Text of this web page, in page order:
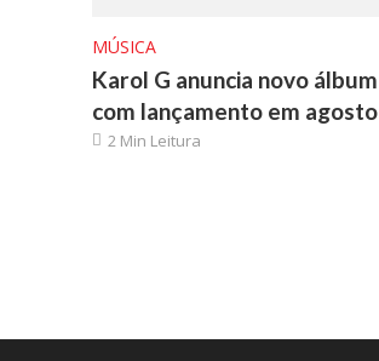
MÚSICA
Karol G anuncia novo álbum
com lançamento em agosto
2 Min Leitura